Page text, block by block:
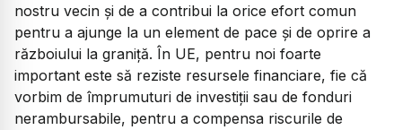
nostru vecin și de a contribui la orice efort comun
pentru a ajunge la un element de pace și de oprire a
războiului la graniță. În UE, pentru noi foarte
important este să reziste resursele financiare, fie că
vorbim de împrumuturi de investiții sau de fonduri
nerambursabile, pentru a compensa riscurile de